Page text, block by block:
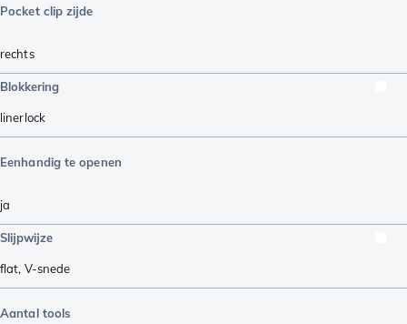
Pocket clip zijde
rechts
Blokkering
linerlock
Eenhandig te openen
ja
Slijpwijze
flat, V-snede
Aantal tools